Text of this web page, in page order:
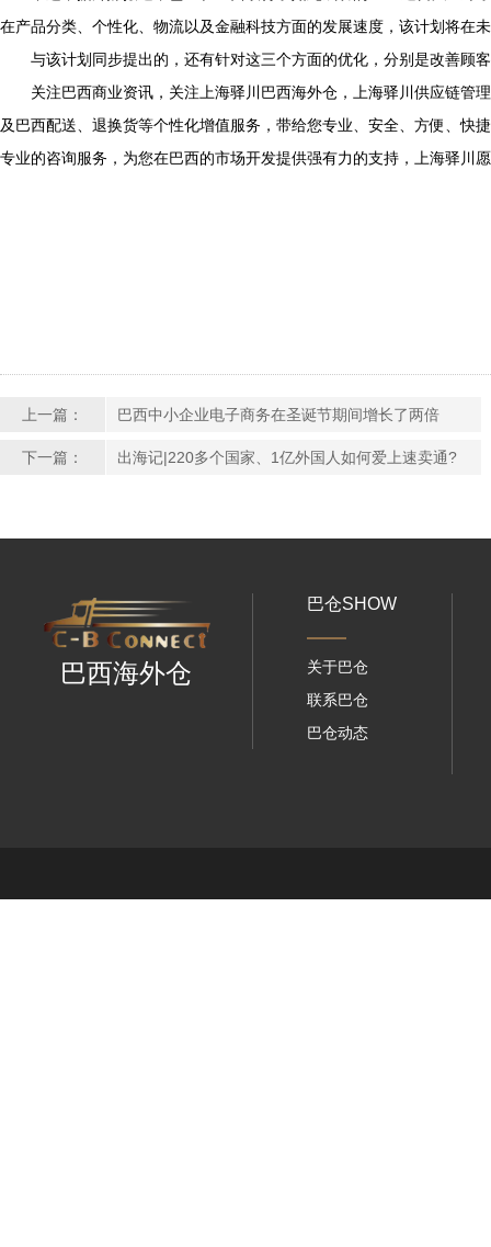
在产品分类、个性化、物流以及金融科技方面的发展速度，该计划将在
与该计划同步提出的，还有针对这三个方面的优化，分别是改善顾
关注巴西商业资讯，关注上海驿川巴西海外仓，上海驿川供应链管
及巴西配送、退换货等个性化增值服务，带给您专业、安全、方便、快
专业的咨询服务，为您在巴西的市场开发提供强有力的支持，上海驿川
上一篇： 巴西中小企业电子商务在圣诞节期间增长了两倍
下一篇： 出海记|220多个国家、1亿外国人如何爱上速卖通?
巴西海外仓
巴仓SHOW
关于巴仓
联系巴仓
巴仓动态